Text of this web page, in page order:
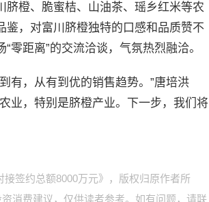
橙、脆蜜桔、山油茶、瑶乡红米等农
，对富川脐橙独特的口感和品质赞不
距离”的交流洽谈，气氛热烈融洽。
有，从有到优的销售趋势。”唐培洪
业，特别是脐橙产业。下一步，我们将
签约总额8000万元》，版权归原作者所
消费建议，仅供读者参考。如有问题，请联